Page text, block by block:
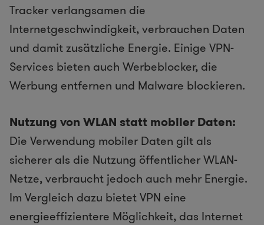
Tracker verlangsamen die
Internetgeschwindigkeit, verbrauchen Daten
und damit zusätzliche Energie. Einige VPN-
Services bieten auch Werbeblocker, die
Werbung entfernen und Malware blockieren.
Nutzung von WLAN statt mobiler Daten:
Die Verwendung mobiler Daten gilt als
sicherer als die Nutzung öffentlicher WLAN-
Netze, verbraucht jedoch auch mehr Energie.
Im Vergleich dazu bietet VPN eine
energieeffizientere Möglichkeit, das Internet